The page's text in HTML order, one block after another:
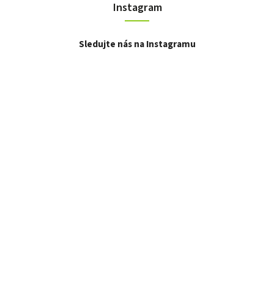
Instagram
Sledujte nás na Instagramu